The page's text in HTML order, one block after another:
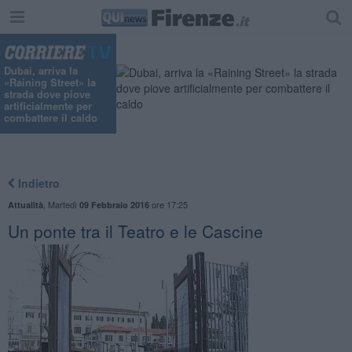
Dubai, arriva la
«Raining Street» la
strada dove piove
artificialmente per
combattere il caldo
Indietro
Attualità Martedì 09 Febbraio 2016ore 17:25
Un ponte tra il Teatro e le Cascine